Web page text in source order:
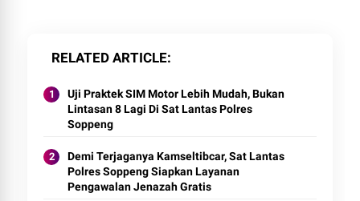
RELATED ARTICLE
Uji Praktek SIM Motor Lebih Mudah, Bukan
Lintasan 8 Lagi Di Sat Lantas Polres
Soppeng
Demi Terjaganya Kamseltibcar, Sat Lantas
Polres Soppeng Siapkan Layanan
Pengawalan Jenazah Gratis